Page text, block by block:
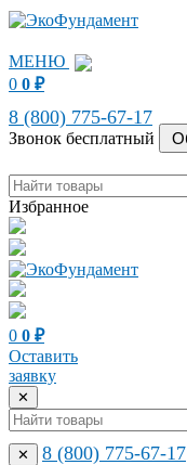
МЕНЮ
0 0 ₽
8 (800) 775-67-17
Звонок бесплатный
Избранное
0 0 ₽
Оставить
заявку
✕
✕ 8 (800) 775-67-17